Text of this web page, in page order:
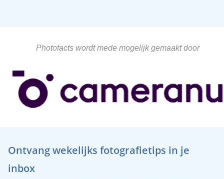
Photofacts wordt mede mogelijk gemaakt door
Ontvang wekelijks fotografietips in je
inbox